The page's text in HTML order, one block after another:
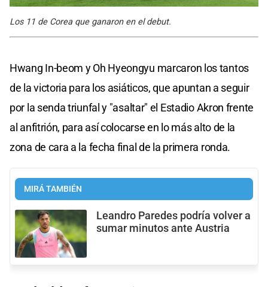
Los 11 de Corea que ganaron en el debut.
Hwang In-beom y Oh Hyeongyu marcaron los tantos
de la victoria para los asiáticos, que apuntan a seguir
por la senda triunfal y "asaltar" el Estadio Akron frente
al anfitrión, para así colocarse en lo más alto de la
zona de cara a la fecha final de la primera ronda.
MIRÁ TAMBIÉN
Leandro Paredes podría volver a
sumar minutos ante Austria